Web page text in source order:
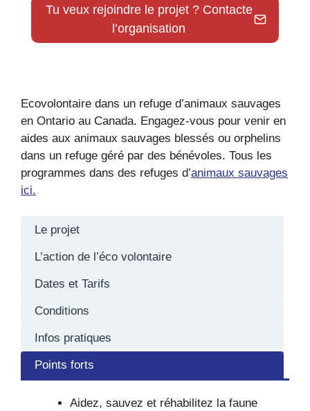
Tu veux rejoindre le projet ? Contacte
l’organisation
Ecovolontaire dans un refuge d’animaux sauvages
en Ontario au Canada. Engagez-vous pour venir en
aides aux animaux sauvages blessés ou orphelins
dans un refuge géré par des bénévoles. Tous les
programmes dans des refuges d’animaux sauvages
ici.
Le projet
L’action de l’éco volontaire
Dates et Tarifs
Conditions
Infos pratiques
Points forts
Aidez, sauvez et réhabilitez la faune